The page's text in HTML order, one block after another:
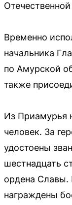
Временно
начальника
по Амурской
также
Из Приамурья
человек. За
удостоены
шестнадцать
ордена Славы.
награждены